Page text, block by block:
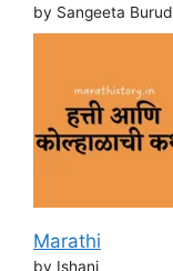
by Sangeeta Burud
Marathi
by Ishani